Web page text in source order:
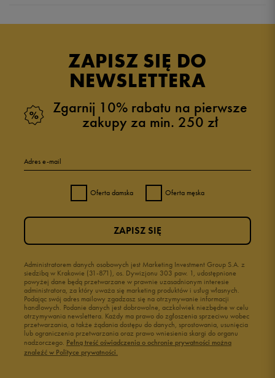
ZAPISZ SIĘ DO
NEWSLETTERA
Zgarnij 10% rabatu na pierwsze
zakupy za min. 250 zł
Adres e-mail
Oferta damska Oferta męska
Administratorem danych osobowych jest Marketing Investment Group S.A. z
siedzibą w Krakowie (31-871), os. Dywizjonu 303 paw. 1, udostępnione
powyżej dane będą przetwarzane w prawnie uzasadnionym interesie
administratora, za który uważa się marketing produktów i usług własnych.
Podając swój adres mailowy zgadzasz się na otrzymywanie informacji
handlowych. Podanie danych jest dobrowolne, aczkolwiek niezbędne w celu
otrzymywania newslettera. Każdy ma prawo do zgłoszenia sprzeciwu wobec
przetwarzania, a także żądania dostępu do danych, sprostowania, usunięcia
lub ograniczenia przetwarzania oraz prawo wniesienia skargi do organu
nadzorczego. Pełną treść oświadczenia o ochronie prywatności można
znaleźć w Polityce prywatności.
ZAPISZ SIĘ